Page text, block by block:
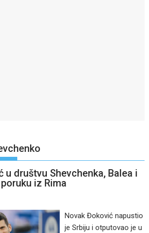
u društvu Shevchenka, Balea i
iz Rima
Novak Đoković napustio
je Srbiju i otputovao je u